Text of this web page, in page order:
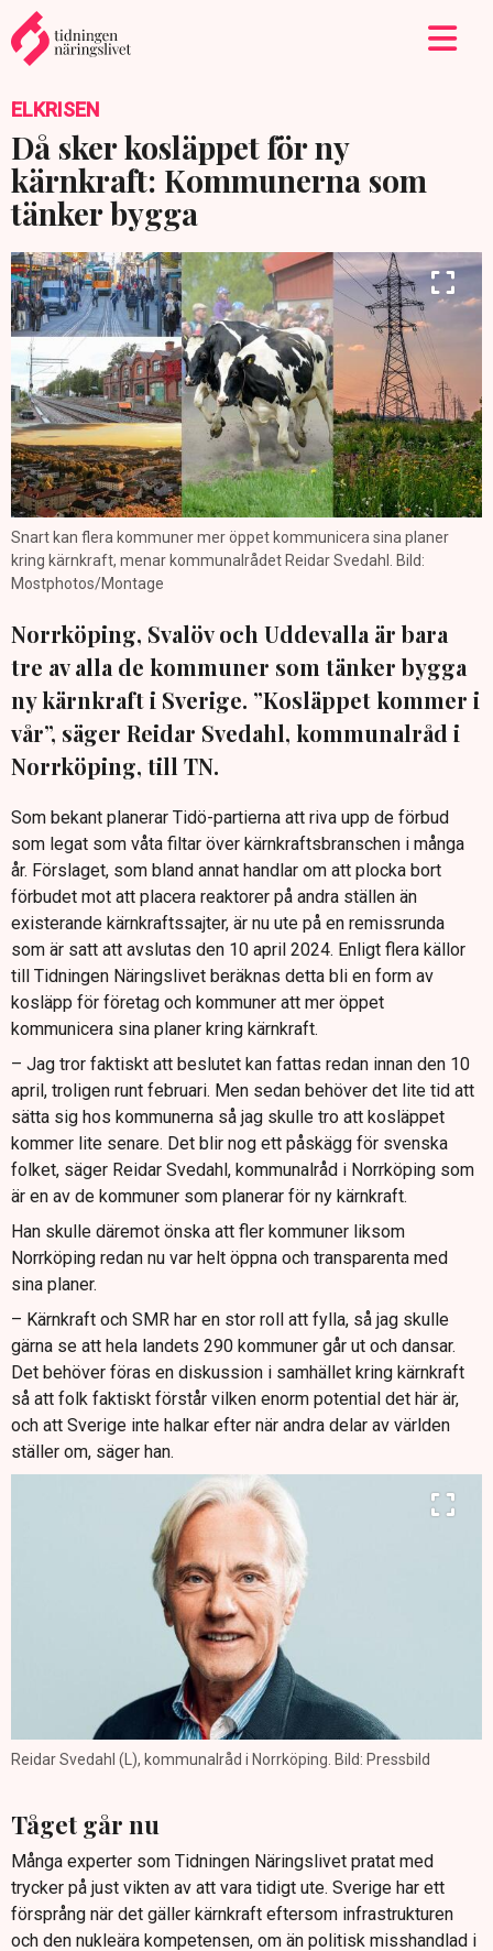
ELKRISEN
Då sker kosläppet för ny
kärnkraft: Kommunerna som
tänker bygga
Snart kan flera kommuner mer öppet kommunicera sina planer
kring kärnkraft, menar kommunalrådet Reidar Svedahl. Bild:
Mostphotos/Montage
Norrköping, Svalöv och Uddevalla är bara
tre av alla de kommuner som tänker bygga
ny kärnkraft i Sverige. ”Kosläppet kommer i
vår”, säger Reidar Svedahl, kommunalråd i
Norrköping, till TN.
Som bekant planerar Tidö-partierna att riva upp de förbud
som legat som våta filtar över kärnkraftsbranschen i många
år. Förslaget, som bland annat handlar om att plocka bort
förbudet mot att placera reaktorer på andra ställen än
existerande kärnkraftssajter, är nu ute på en remissrunda
som är satt att avslutas den 10 april 2024. Enligt flera källor
till Tidningen Näringslivet beräknas detta bli en form av
kosläpp för företag och kommuner att mer öppet
kommunicera sina planer kring kärnkraft.
– Jag tror faktiskt att beslutet kan fattas redan innan den 10
april, troligen runt februari. Men sedan behöver det lite tid att
sätta sig hos kommunerna så jag skulle tro att kosläppet
kommer lite senare. Det blir nog ett påskägg för svenska
folket, säger Reidar Svedahl, kommunalråd i Norrköping som
är en av de kommuner som planerar för ny kärnkraft.
Han skulle däremot önska att fler kommuner liksom
Norrköping redan nu var helt öppna och transparenta med
sina planer.
– Kärnkraft och SMR har en stor roll att fylla, så jag skulle
gärna se att hela landets 290 kommuner går ut och dansar.
Det behöver föras en diskussion i samhället kring kärnkraft
så att folk faktiskt förstår vilken enorm potential det här är,
och att Sverige inte halkar efter när andra delar av världen
ställer om, säger han.
Reidar Svedahl (L), kommunalråd i Norrköping. Bild: Pressbild
Tåget går nu
Många experter som Tidningen Näringslivet pratat med
trycker på just vikten av att vara tidigt ute. Sverige har ett
försprång när det gäller kärnkraft eftersom infrastrukturen
och den nukleära kompetensen, om än politisk misshandlad i